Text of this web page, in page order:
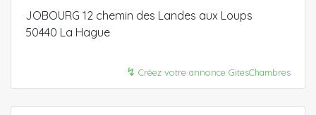
JOBOURG 12 chemin des Landes aux Loups
50440 La Hague
↯ Créez votre annonce GitesChambres